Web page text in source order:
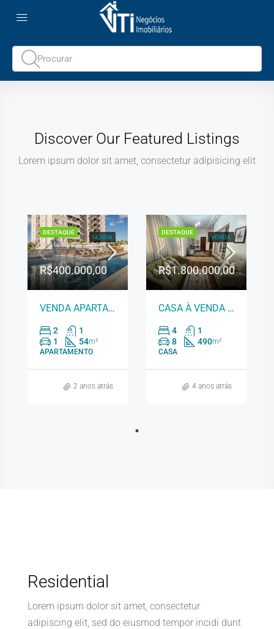
Discover Our Featured Listings
Lorem ipsum dolor sit amet, consectetur adipisicing elit
DESTAQUE
VENDA
R$400.000,00
VENDA APARTAMENTO – EDIFÍCIO THE ONE 3852
2
1
1
54m²
APARTAMENTO
2 anos atrás
DESTAQUE
VENDA
R$1.800.000,00
CASA À VENDA – BAIRRO SÃO JOAQUIM 5128
4
1
8
490m²
CASA
4 anos atrás
Residential
Lorem ipsum dolor sit amet, consectetur
adipiscing elit, sed do eiusmod tempor incidi dunt